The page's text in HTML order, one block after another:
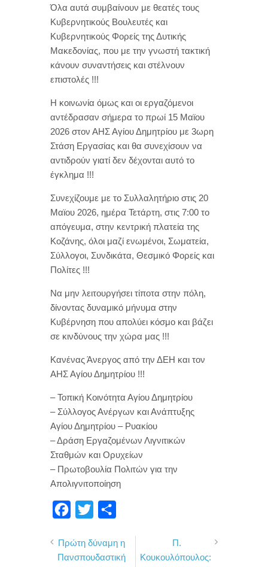
Όλα αυτά συμβαίνουν με θεατές τους
Κυβερνητικούς Βουλευτές και
Κυβερνητικούς Φορείς της Δυτικής
Μακεδονίας, που με την γνωστή τακτική
κάνουν συναντήσεις και στέλνουν
επιστολές !!!
Η κοινωνία όμως και οι εργαζόμενοι
αντέδρασαν σήμερα το πρωί 15 Μαϊου
2026 στον ΑΗΣ Αγίου Δημητρίου με 3ωρη
Στάση Εργασίας και θα συνεχίσουν να
αντιδρούν γιατί δεν δέχονται αυτό το
έγκλημα !!!
Συνεχίζουμε με το Συλλαλητήριο στις 20
Μαϊου 2026, ημέρα Τετάρτη, στις 7:00 το
απόγευμα, στην κεντρική πλατεία της
Κοζάνης, όλοι μαζί ενωμένοι, Σωματεία,
Σύλλογοι, Συνδικάτα, Θεσμικό Φορείς και
Πολίτες !!!
Να μην λειτουργήσει τίποτα στην πόλη,
δίνοντας δυναμικό μήνυμα στην
Κυβέρνηση που απολύει κόσμο και βάζει
σε κινδύνους την χώρα μας !!!
Κανένας Άνεργος από την ΔΕΗ και τον
ΑΗΣ Αγίου Δημητρίου !!!
– Τοπική Κοινότητα Αγίου Δημητρίου
– Σύλλογος Ανέργων και Ανάπτυξης
Αγίου Δημητρίου – Ρυακίου
– Δράση Εργαζομένων Λιγνιτικών
Σταθμών και Ορυχείων
– Πρωτοβουλία Πολιτών για την
Απολιγνιτοποίηση
c
e
i
t
ι
ρ
Πρώτη δύναμη η
Πανσπουδαστική
Π.
Κουκουλόπουλος: